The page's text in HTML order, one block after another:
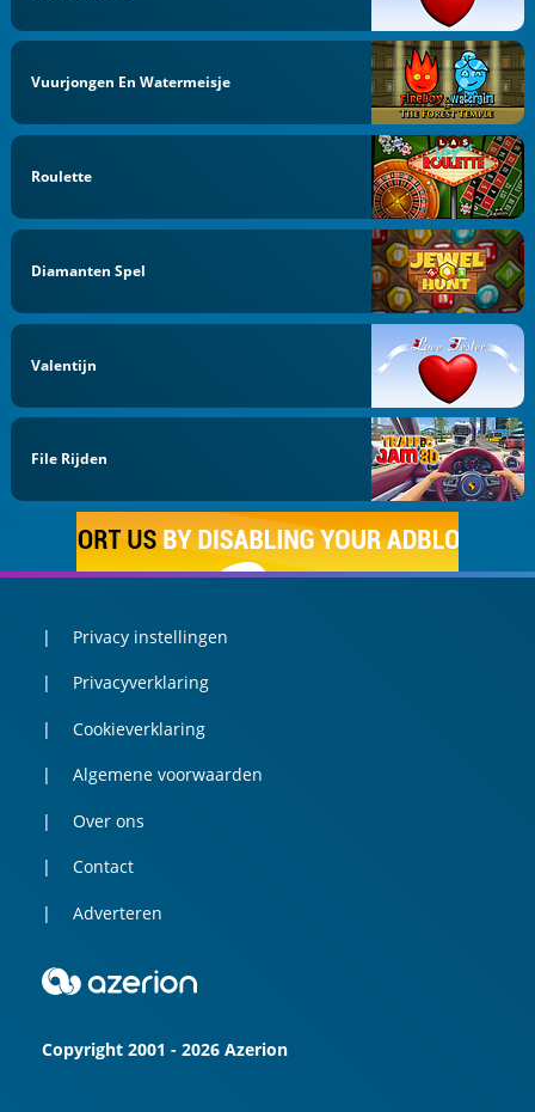
Vuurjongen En Watermeisje
Roulette
Diamanten Spel
Valentijn
File Rijden
Privacy instellingen
Privacyverklaring
Cookieverklaring
Algemene voorwaarden
Over ons
Contact
Adverteren
Copyright 2001 - 2026 Azerion